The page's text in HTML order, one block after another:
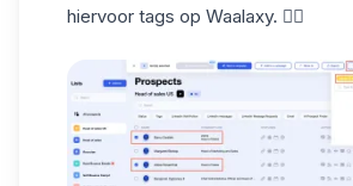
hiervoor tags op Waalaxy. 👇🏼